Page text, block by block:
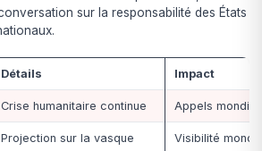
sur la responsabilité des États
Détails Impact
Crise humanitaire continue Appels
Projection sur la vasque Visibilité